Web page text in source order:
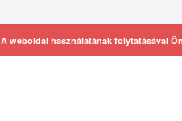
A weboldal használatának folytatásával